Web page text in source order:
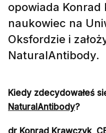
opowiada Konrad
naukowiec na
Oksfordzie i
NaturalAntibody.
Kiedy zdecydowałeś
NaturalAntibody?
dr Konrad Krawczyk,